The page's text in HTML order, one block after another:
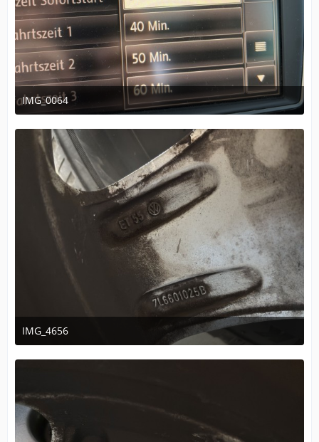
IMG_0064
10. Februar 2026 um 13:59
IMG_4656
14. November 2025 um 16:16